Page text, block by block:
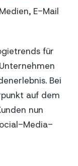
E-Mail
für
Bei
auf dem
nun
Media-